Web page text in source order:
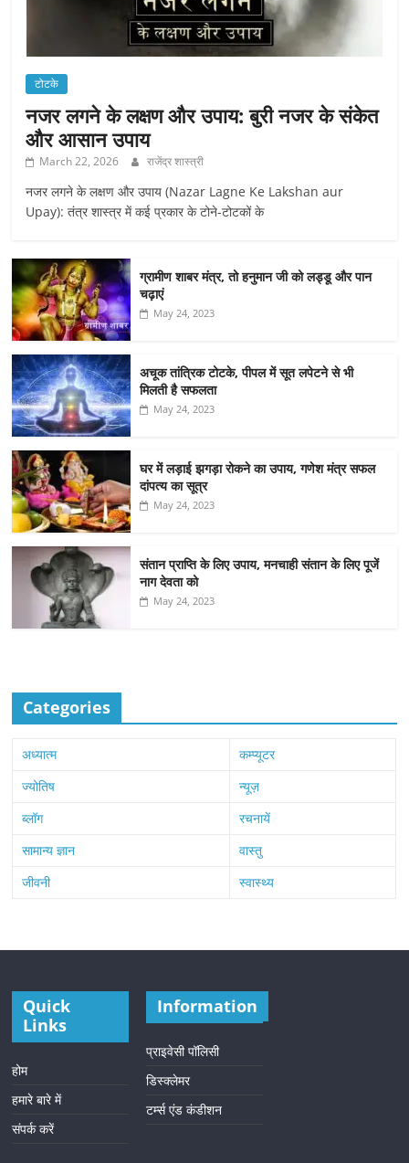
टोटके
नजर लगने के लक्षण और उपाय: बुरी नजर के संकेत
और आसान उपाय
March 22, 2026 राजेंद्र शास्त्री
नजर लगने के लक्षण और उपाय (Nazar Lagne Ke Lakshan aur
Upay): तंत्र शास्त्र में कई प्रकार के टोने-टोटकों के
ग्रामीण शाबर मंत्र, तो हनुमान जी को लड्डू और पान
चढ़ाएं
May 24, 2023
अचूक तांत्रिक टोटके, पीपल में सूत लपेटने से भी
मिलती है सफलता
May 24, 2023
घर में लड़ाई झगड़ा रोकने का उपाय, गणेश मंत्र सफल
दांपत्य का सूत्र
May 24, 2023
संतान प्राप्ति के लिए उपाय, मनचाही संतान के लिए पूजें
नाग देवता को
May 24, 2023
Categories
अध्यात्म
कम्प्यूटर
ज्योतिष
न्यूज़
ब्लॉग
रचनायें
सामान्य ज्ञान
वास्तु
जीवनी
स्वास्थ्य
Quick
Links
होम
हमारे बारे में
संपर्क करें
Information
प्राइवेसी पॉलिसी
डिस्क्लेमर
टर्म्स एंड कंडीशन